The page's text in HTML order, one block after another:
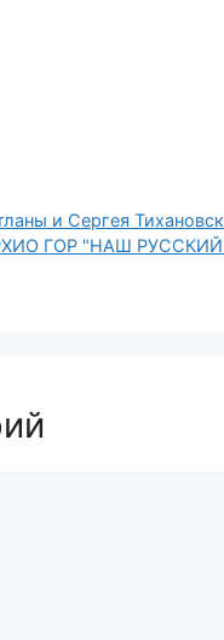
и Сергея
ГОР "НАШ